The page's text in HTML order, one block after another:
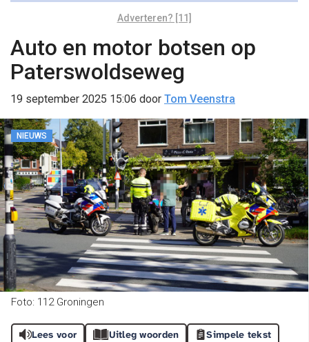
Adverteren? [11]
Auto en motor botsen op
Paterswoldseweg
19 september 2025 15:06 door Tom Veenstra
NIEUWS
Foto: 112 Groningen
Lees voor Uitleg woorden Simpele tekst